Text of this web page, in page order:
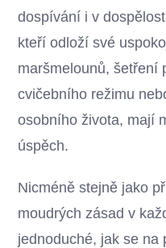
dospívání i v
kteří odloží své
maršmelounů, šetření
cvičebního režimu
osobního života, mají
úspěch.
Nicméně stejně jako
moudrých zásad v
jednoduché, jak se na